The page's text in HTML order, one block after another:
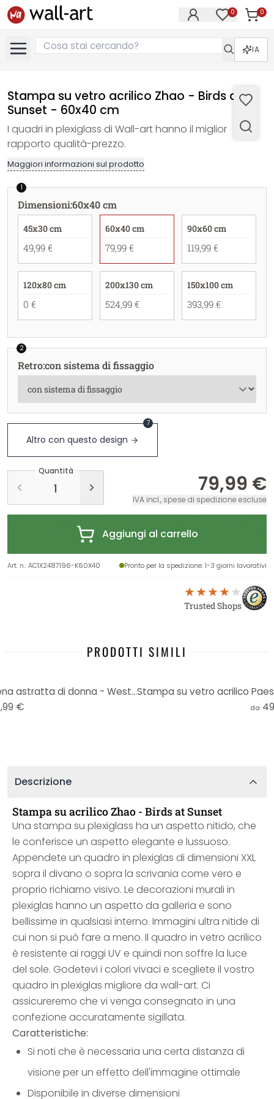
0 0
IA
Stampa su vetro acrilico Zhao - Birds at
Sunset - 60x40 cm
I quadri in plexiglass di Wall-art hanno il miglior
rapporto qualità-prezzo.
Maggiori informazioni sul prodotto
1
Dimensioni:60x40 cm
45x30 cm
49,99 €
60x40 cm
79,99 €
90x60 cm
119,99 €
120x80 cm
0 €
200x130 cm
524,99 €
150x100 cm
393,99 €
2
Retro:con sistema di fissaggio
Altro con questo design
7
Quantità
79,99 €
IVA incl., spese di spedizione escluse
Aggiungi al carrello
Art. n.:AC1X2487196-K60X40 Pronto per la spedizione: 1-3 giorni lavorativi
Trusted Shops
PRODOTTI SIMILI
Stampa su vetro acrilico Schiena astratta di donna - Westenhofer
€
da
Descrizione
Stampa su acrilico Zhao - Birds at Sunset
Una stampa su plexiglass ha un aspetto nitido, che
le conferisce un aspetto elegante e lussuoso.
Appendete un quadro in plexiglas di dimensioni XXL
sopra il divano o sopra la scrivania come vero e
proprio richiamo visivo. Le decorazioni murali in
plexiglas hanno un aspetto da galleria e sono
bellissime in qualsiasi interno. Immagini ultra nitide di
cui non si può fare a meno. Il quadro in vetro acrilico
è resistente ai raggi UV e quindi non soffre la luce
del sole. Godetevi i colori vivaci e scegliete il vostro
quadro in plexiglas migliore da wall-art. Ci
assicureremo che vi venga consegnato in una
confezione accuratamente sigillata.
Caratteristiche:
Si noti che è necessaria una certa distanza di
visione per un effetto dell'immagine ottimale
Disponibile in diverse dimensioni